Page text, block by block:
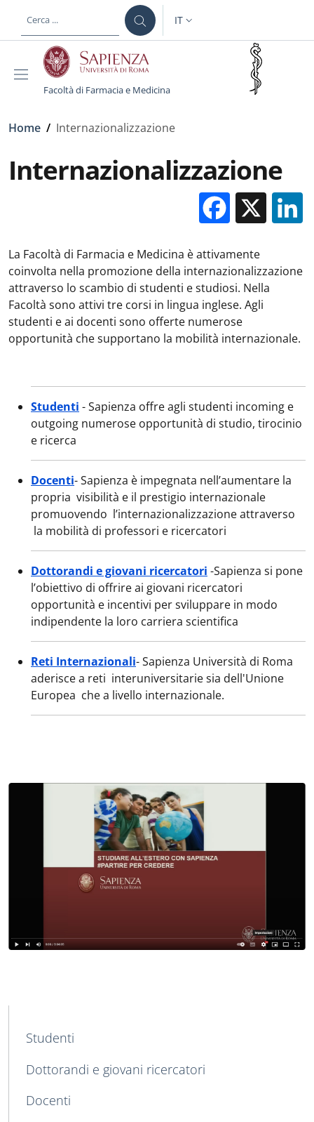
al contenuto principale
SELETTORE LINGUA:
IT
Facoltà di Farmacia e Medicina
Briciole di pane
Home / Internazionalizzazione
Internazionalizzazione
X
La Facoltà di Farmacia e Medicina è attivamente
coinvolta nella promozione della internazionalizzazione
attraverso lo scambio di studenti e studiosi. Nella
Facoltà sono attivi tre corsi in lingua inglese. Agli
studenti e ai docenti sono offerte numerose
opportunità che supportano la mobilità internazionale.
Studenti - Sapienza offre agli studenti incoming e
outgoing numerose opportunità di studio, tirocinio
e ricerca
Docenti- Sapienza è impegnata nell’aumentare la
propria visibilità e il prestigio internazionale
promuovendo l’internazionalizzazione attraverso
la mobilità di professori e ricercatori
Dottorandi e giovani ricercatori -Sapienza si pone
l’obiettivo di offrire ai giovani ricercatori
opportunità e incentivi per sviluppare in modo
indipendente la loro carriera scientifica
Reti Internazionali- Sapienza Università di Roma
aderisce a reti interuniversitarie sia dell'Unione
Europea che a livello internazionale.
MENU CEV SECOND NAVIGATION
Studenti
Dottorandi e giovani ricercatori
Docenti